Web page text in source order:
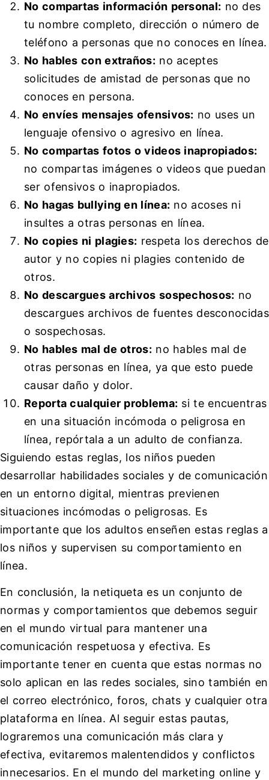
No compartas información personal: no des
tu nombre completo, dirección o número de
teléfono a personas que no conoces en línea.
No hables con extraños: no aceptes
solicitudes de amistad de personas que no
conoces en persona.
No envíes mensajes ofensivos: no uses un
lenguaje ofensivo o agresivo en línea.
No compartas fotos o videos inapropiados:
no compartas imágenes o videos que puedan
ser ofensivos o inapropiados.
No hagas bullying en línea: no acoses ni
insultes a otras personas en línea.
No copies ni plagies: respeta los derechos de
autor y no copies ni plagies contenido de
otros.
No descargues archivos sospechosos: no
descargues archivos de fuentes desconocidas
o sospechosas.
No hables mal de otros: no hables mal de
otras personas en línea, ya que esto puede
causar daño y dolor.
Reporta cualquier problema: si te encuentras
en una situación incómoda o peligrosa en
línea, repórtala a un adulto de confianza.
Siguiendo estas reglas, los niños pueden
desarrollar habilidades sociales y de comunicación
en un entorno digital, mientras previenen
situaciones incómodas o peligrosas. Es
importante que los adultos enseñen estas reglas a
los niños y supervisen su comportamiento en
línea.
En conclusión, la netiqueta es un conjunto de
normas y comportamientos que debemos seguir
en el mundo virtual para mantener una
comunicación respetuosa y efectiva. Es
importante tener en cuenta que estas normas no
solo aplican en las redes sociales, sino también en
el correo electrónico, foros, chats y cualquier otra
plataforma en línea. Al seguir estas pautas,
lograremos una comunicación más clara y
efectiva, evitaremos malentendidos y conflictos
innecesarios. En el mundo del marketing online y